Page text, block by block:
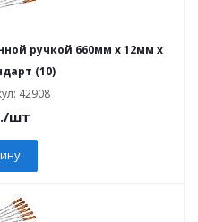
ручкой 660мм x 12мм x
(10)
42908
/шт